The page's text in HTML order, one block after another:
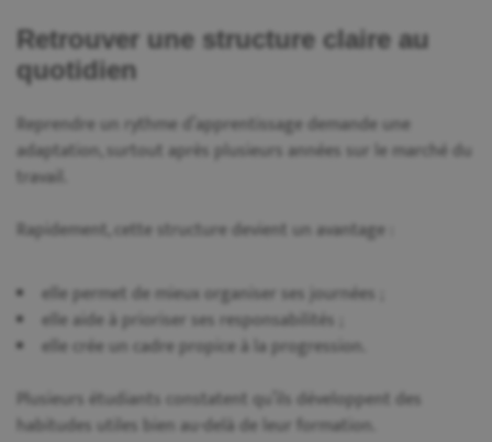
Retrouver une structure claire au
quotidien
Reprendre un rythme d’apprentissage demande une
adaptation, surtout après plusieurs années sur le marché du
travail.
Rapidement, cette structure devient un avantage :
elle permet de mieux organiser ses journées ;
elle aide à prioriser ses responsabilités ;
elle crée un cadre propice à la progression.
Plusieurs étudiants constatent qu’ils développent des
habitudes utiles bien au-delà de leur formation.